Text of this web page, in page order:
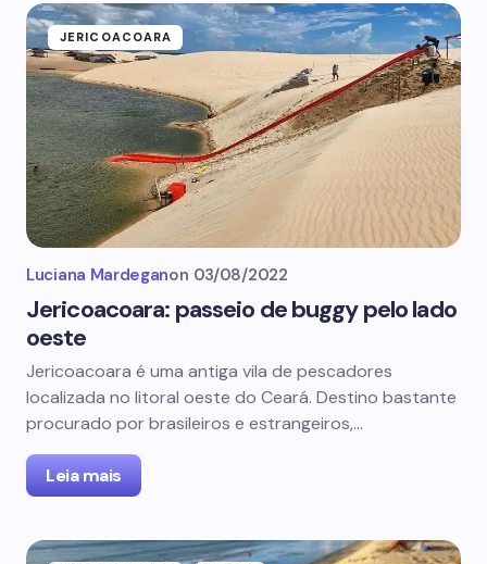
JERICOACOARA
Luciana Mardeganon 03/08/2022
Jericoacoara: passeio de buggy pelo lado
oeste
Jericoacoara é uma antiga vila de pescadores
localizada no litoral oeste do Ceará. Destino bastante
procurado por brasileiros e estrangeiros,…
Leia mais